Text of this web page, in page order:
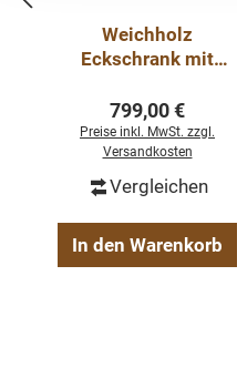
Weichholz
Eckschrank mit
Regulärer Preis:
799,00 €
Preise inkl. MwSt. zzgl.
Versandkosten
Vergleichen
In den Warenkorb